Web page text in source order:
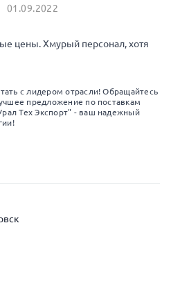
01.09.2022
цены. Хмурый персонал, хотя
с лидером отрасли! Обращайтесь
предложение по поставкам
Тех Экспорт" - ваш надежный